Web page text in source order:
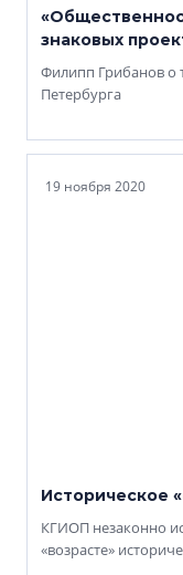
знаковых
Филипп Грибанов о
Петербурга
19 ноября 2020
Историческое
КГИОП незаконно
«возрасте»